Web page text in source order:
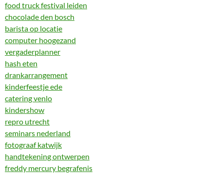
food truck festival leiden
chocolade den bosch
barista op locatie
computer hoogezand
vergaderplanner
hash eten
drankarrangement
kinderfeestje ede
catering venlo
kindershow
repro utrecht
seminars nederland
fotograaf katwijk
handtekening ontwerpen
freddy mercury begrafenis